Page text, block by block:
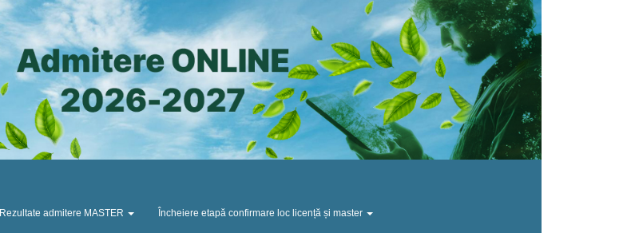
Rezultate admitere MASTER Încheiere etapă confirmare loc licență și master